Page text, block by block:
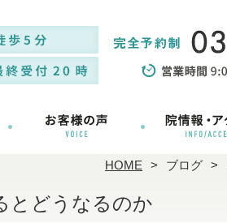
HOME ブログ
とどうなるのか